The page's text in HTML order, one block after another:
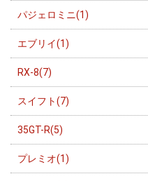
パジェロミニ(1)
エブリイ(1)
RX-8(7)
スイフト(7)
35GT-R(5)
プレミオ(1)